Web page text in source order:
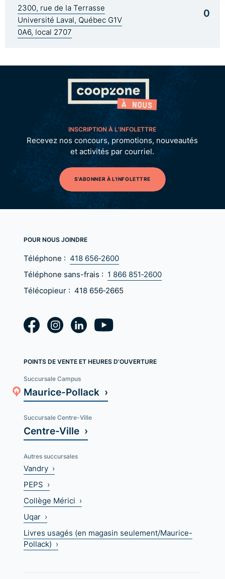
2300, rue de la Terrasse
Université Laval, Québec G1V
0A6, local 2707
0
INSCRIPTION À L’INFOLETTRE
Recevez nos concours, promotions, nouveautés
et activités par courriel.
S'ABONNER À L'INFOLETTRE
POUR NOUS JOINDRE
Téléphone : 418 656‑2600
Téléphone sans-frais : 1 866 851‑2600
Télécopieur : 418 656‑2665
POINTS DE VENTE ET HEURES D'OUVERTURE
Succursale Campus
Maurice-Pollack ›
Succursale Centre-Ville
Centre-Ville ›
Autres succursales
Vandry ›
PEPS ›
Collège Mérici ›
Uqar ›
Livres usagés (en magasin seulement/Maurice-
Pollack) ›